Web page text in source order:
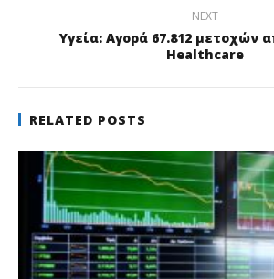
NEXT
Υγεία: Αγορά 67.812 μετοχών
Healthcare
RELATED POSTS